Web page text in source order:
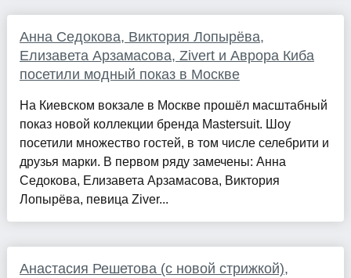
Анна Седокова, Виктория Лопырёва,
Елизавета Арзамасова, Zivert и Аврора Киба
посетили модный показ в Москве
На Киевском вокзале в Москве прошёл масштабный
показ новой коллекции бренда Mastersuit. Шоу
посетили множество гостей, в том числе селебрити и
друзья марки. В первом ряду замечены: Анна
Седокова, Елизавета Арзамасова, Виктория
Лопырёва, певица Ziver...
Анастасия Решетова (с новой стрижкой),